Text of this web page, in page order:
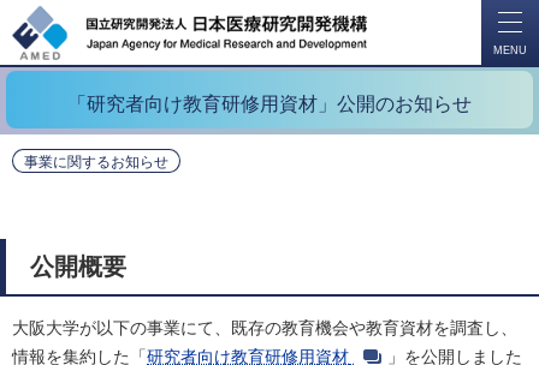
MENU
「研究者向け教育研修用資材」公開のお知らせ
事業に関するお知らせ
公開概要
大阪大学が以下の事業にて、既存の教育機会や教育資材を調査し、
情報を集約した「研究者向け教育研修用資材
」を公開しました